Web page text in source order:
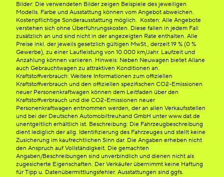
Bilder: Die verwendeten Bilder zeigen Beispiele des jeweiligen
Modells. Farbe und Ausstattung können vom Angebot abweichen.
Kostenpflichtige Sonderausstattung möglich. Kosten: Alle Angebote
verstehen sich ohne Überführungskosten. Diese fallen in jedem Fall
zusätzlich an und sind nicht in der angezeigten Rate enthalten. Alle
Preise inkl. der jeweils gesetzlich gültigen MwSt., derzeit 19 % (0 %
Gewerbe), zu einer Laufleistung von 10.000 km/Jahr. Laufzeit und
Anzahlung können variieren. Hinweis: Neben Neuwagen bietet Allane
auch Gebrauchtwagen zu attraktiven Konditionen an.
Kraftstoffverbrauch: Weitere Informationen zum offiziellen
Kraftstoffverbrauch und den offiziellen spezifischen CO2-Emissionen
neuer Personenkraftwagen können dem Leitfaden über den
Kraftstoffverbrauch und die CO2-Emissionen neuer
Personenkraftwagen entnommen werden, der an allen Verkaufsstellen
und bei der Deutschen Automobiltreuhand GmbH unter www.dat.de
unentgeltlich erhältlich ist. Beschreibung: Die Fahrzeugbeschreibung
dient lediglich der allg. Identifizierung des Fahrzeuges und stellt keine
Zusicherung im kaufrechtlichen Sinn dar. Die Angaben erheben nicht
den Anspruch auf Vollständigkeit. Die gemachten
Angaben/Beschreibungen sind unverbindlich und dienen nicht als
zugesicherte Eigenschaften. Der Verkäufer übernimmt keine Haftung
für Tipp u. Datenübermittlungsfehler. Ausstattungen sind ggfs.